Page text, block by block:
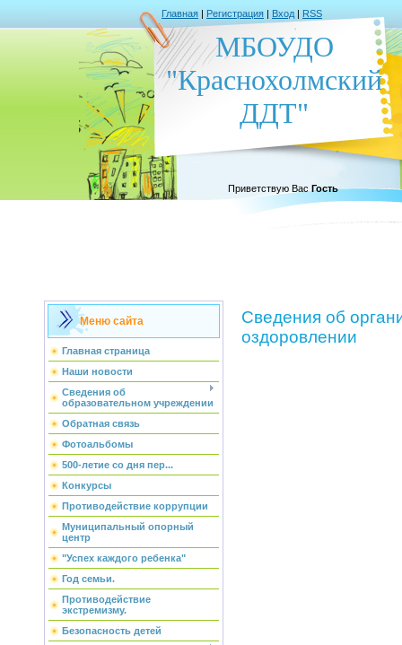
Главная | Регистрация | Вход | RSS
МБОУДО
"Краснохолмский
ДДТ"
Приветствую Вас Гость
Меню сайта
Главная страница
Наши новости
Сведения об
образовательном учреждении
Обратная связь
Фотоальбомы
500-летие со дня пер...
Конкурсы
Противодействие коррупции
Муниципальный опорный
центр
"Успех каждого ребенка"
Год семьи.
Противодействие
экстремизму.
Безопасность детей
Сведения об
оздоровлении